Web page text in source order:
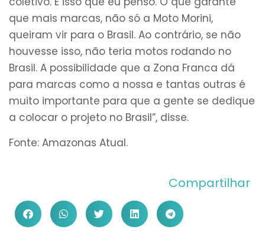
que mais marcas, não só a Moto Morini,
queiram vir para o Brasil. Ao contrário, se não
houvesse isso, não teria motos rodando no
Brasil. A possibilidade que a Zona Franca dá
para marcas como a nossa e tantas outras é
muito importante para que a gente se dedique
a colocar o projeto no Brasil”, disse.
Fonte: Amazonas Atual.
Compartilhar